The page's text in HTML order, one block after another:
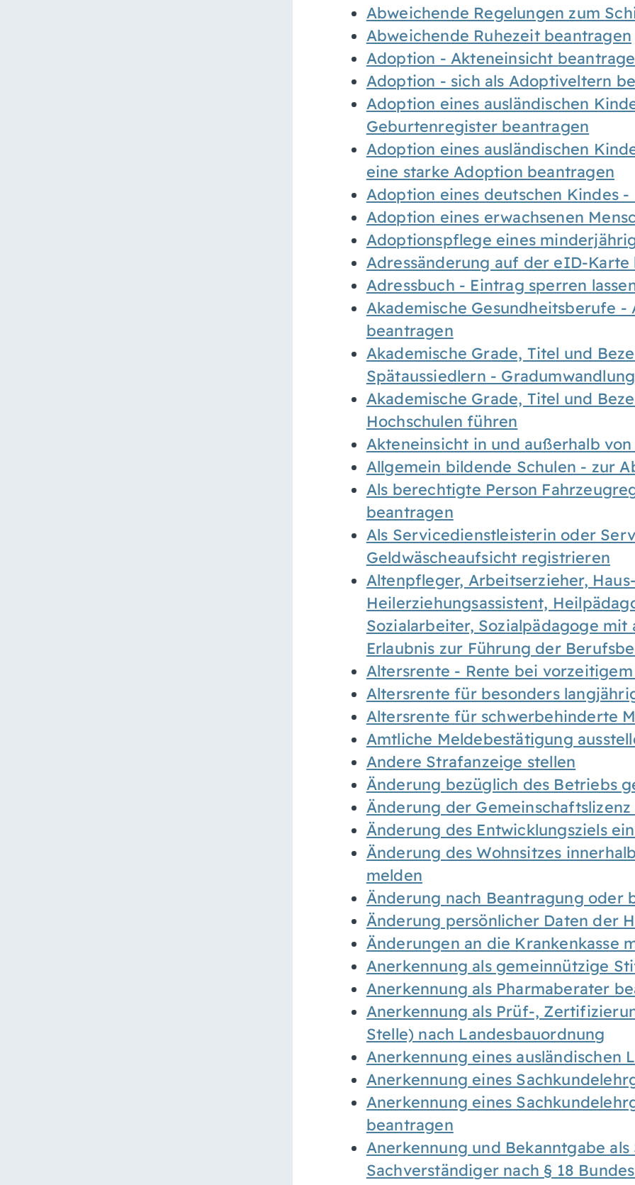
Abweichende Regelungen zum
Abweichende Ruhezeit beantragen
Adoption - Akteneinsicht
Adoption - sich als Adoptiveltern
Adoption eines ausländischen
Geburtenregister beantragen
Adoption eines ausländischen
eine starke Adoption beantragen
Adoption eines deutschen Kindes
Adoption eines erwachsenen
Adoptionspflege eines
Adressänderung auf der eID-Karte
Adressbuch - Eintrag sperren
Akademische Gesundheitsberufe
beantragen
Akademische Grade, Titel und
Spätaussiedlern -
Akademische Grade, Titel und
Hochschulen führen
Akteneinsicht in und außerhalb
Allgemein bildende Schulen - zur
Als berechtigte Person
beantragen
Als Servicedienstleisterin oder
Geldwäscheaufsicht registrieren
Altenpfleger, Arbeitserzieher,
Heilerziehungsassistent,
Sozialarbeiter, Sozialpädagoge
Erlaubnis zur Führung der
Altersrente - Rente bei
Altersrente für besonders
Altersrente für schwerbehinderte
Amtliche Meldebestätigung
Andere Strafanzeige stellen
Änderung bezüglich des Betriebs
Änderung der
Änderung des Entwicklungsziels
Änderung des Wohnsitzes
melden
Änderung nach Beantragung oder
Änderung persönlicher Daten der
Änderungen an die Krankenkasse
Anerkennung als gemeinnützige
Anerkennung als Pharmaberater
Anerkennung als Prüf-,
Stelle) nach Landesbauordnung
Anerkennung eines ausländischen
Anerkennung eines
Anerkennung eines
beantragen
Anerkennung und Bekanntgabe
Sachverständiger nach § 18